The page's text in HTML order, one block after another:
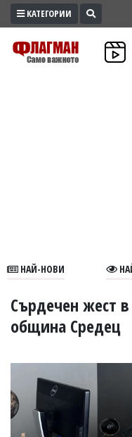
ПРОМО
ЗОНА
В
УКРАЙНА
РАЗСЛЕДВАНЕ
БИЗНЕС
ЮГ
КАТЕГОРИИ
НАЙ-НОВИ
Сърдечен жест
община Средец